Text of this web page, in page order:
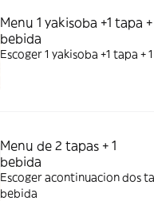
Menu 1 yakisoba +1 tapa +
bebida
Escoger 1 yakisoba +1 tapa +
Menu de 2 tapas + 1
bebida
Escoger acontinuacion dos
bebida